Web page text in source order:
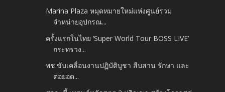
Marina Plaza หมุดหมายใหม่แห่งศูนย์รวม
จำหน่ายอุปกรณ...
ครั้งแรกในไทย ‘Super World Tour BOSS LIVE’
กระทรวง...
พช.ขับเคลื่อนงานปฏิบัติบูชา สืบสาน รักษา และ
ต่อยอด...